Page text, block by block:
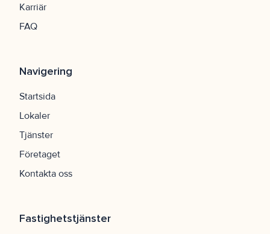
Karriär
FAQ
Navigering
Startsida
Lokaler
Tjänster
Företaget
Kontakta oss
Fastighetstjänster